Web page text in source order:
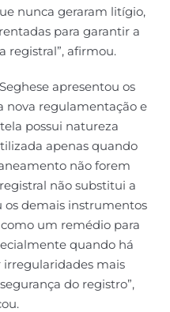
nunca geraram litígio,
para garantir a
registral”, afirmou.
apresentou os
nova regulamentação e
possui natureza
apenas quando
não forem
não substitui a
os demais instrumentos
um remédio para
quando há
irregularidades mais
do registro”,